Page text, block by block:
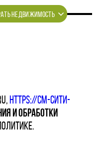
НЕДВИЖИМОСТЬ
https://см-сити-
и обработки